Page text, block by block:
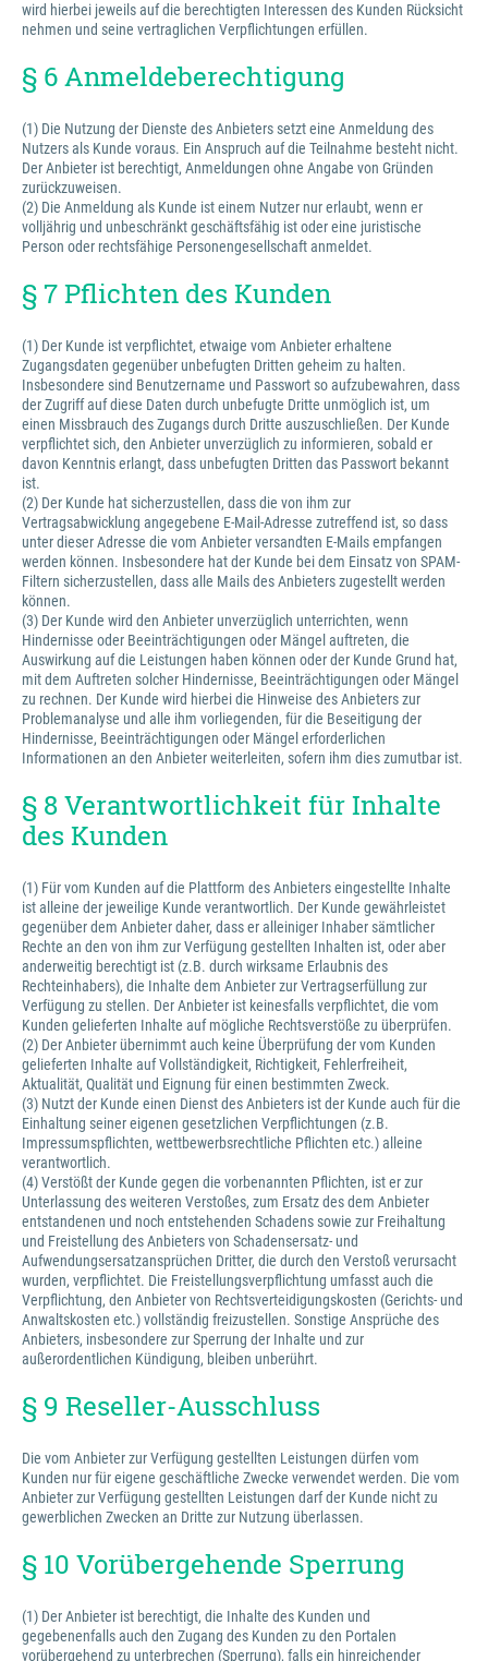
wird hierbei jeweils auf die berechtigten Interessen des Kunden Rücksicht
nehmen und seine vertraglichen Verpflichtungen erfüllen.
§ 6 Anmeldeberechtigung
(1) Die Nutzung der Dienste des Anbieters setzt eine Anmeldung des
Nutzers als Kunde voraus. Ein Anspruch auf die Teilnahme besteht nicht.
Der Anbieter ist berechtigt, Anmeldungen ohne Angabe von Gründen
zurückzuweisen.
(2) Die Anmeldung als Kunde ist einem Nutzer nur erlaubt, wenn er
volljährig und unbeschränkt geschäftsfähig ist oder eine juristische
Person oder rechtsfähige Personengesellschaft anmeldet.
§ 7 Pflichten des Kunden
(1) Der Kunde ist verpflichtet, etwaige vom Anbieter erhaltene
Zugangsdaten gegenüber unbefugten Dritten geheim zu halten.
Insbesondere sind Benutzername und Passwort so aufzubewahren, dass
der Zugriff auf diese Daten durch unbefugte Dritte unmöglich ist, um
einen Missbrauch des Zugangs durch Dritte auszuschließen. Der Kunde
verpflichtet sich, den Anbieter unverzüglich zu informieren, sobald er
davon Kenntnis erlangt, dass unbefugten Dritten das Passwort bekannt
ist.
(2) Der Kunde hat sicherzustellen, dass die von ihm zur
Vertragsabwicklung angegebene E-Mail-Adresse zutreffend ist, so dass
unter dieser Adresse die vom Anbieter versandten E-Mails empfangen
werden können. Insbesondere hat der Kunde bei dem Einsatz von SPAM-
Filtern sicherzustellen, dass alle Mails des Anbieters zugestellt werden
können.
(3) Der Kunde wird den Anbieter unverzüglich unterrichten, wenn
Hindernisse oder Beeinträchtigungen oder Mängel auftreten, die
Auswirkung auf die Leistungen haben können oder der Kunde Grund hat,
mit dem Auftreten solcher Hindernisse, Beeinträchtigungen oder Mängel
zu rechnen. Der Kunde wird hierbei die Hinweise des Anbieters zur
Problemanalyse und alle ihm vorliegenden, für die Beseitigung der
Hindernisse, Beeinträchtigungen oder Mängel erforderlichen
Informationen an den Anbieter weiterleiten, sofern ihm dies zumutbar ist.
§ 8 Verantwortlichkeit für Inhalte
des Kunden
(1) Für vom Kunden auf die Plattform des Anbieters eingestellte Inhalte
ist alleine der jeweilige Kunde verantwortlich. Der Kunde gewährleistet
gegenüber dem Anbieter daher, dass er alleiniger Inhaber sämtlicher
Rechte an den von ihm zur Verfügung gestellten Inhalten ist, oder aber
anderweitig berechtigt ist (z.B. durch wirksame Erlaubnis des
Rechteinhabers), die Inhalte dem Anbieter zur Vertragserfüllung zur
Verfügung zu stellen. Der Anbieter ist keinesfalls verpflichtet, die vom
Kunden gelieferten Inhalte auf mögliche Rechtsverstöße zu überprüfen.
(2) Der Anbieter übernimmt auch keine Überprüfung der vom Kunden
gelieferten Inhalte auf Vollständigkeit, Richtigkeit, Fehlerfreiheit,
Aktualität, Qualität und Eignung für einen bestimmten Zweck.
(3) Nutzt der Kunde einen Dienst des Anbieters ist der Kunde auch für die
Einhaltung seiner eigenen gesetzlichen Verpflichtungen (z.B.
Impressumspflichten, wettbewerbsrechtliche Pflichten etc.) alleine
verantwortlich.
(4) Verstößt der Kunde gegen die vorbenannten Pflichten, ist er zur
Unterlassung des weiteren Verstoßes, zum Ersatz des dem Anbieter
entstandenen und noch entstehenden Schadens sowie zur Freihaltung
und Freistellung des Anbieters von Schadensersatz- und
Aufwendungsersatzansprüchen Dritter, die durch den Verstoß verursacht
wurden, verpflichtet. Die Freistellungsverpflichtung umfasst auch die
Verpflichtung, den Anbieter von Rechtsverteidigungskosten (Gerichts- und
Anwaltskosten etc.) vollständig freizustellen. Sonstige Ansprüche des
Anbieters, insbesondere zur Sperrung der Inhalte und zur
außerordentlichen Kündigung, bleiben unberührt.
§ 9 Reseller-Ausschluss
Die vom Anbieter zur Verfügung gestellten Leistungen dürfen vom
Kunden nur für eigene geschäftliche Zwecke verwendet werden. Die vom
Anbieter zur Verfügung gestellten Leistungen darf der Kunde nicht zu
gewerblichen Zwecken an Dritte zur Nutzung überlassen.
§ 10 Vorübergehende Sperrung
(1) Der Anbieter ist berechtigt, die Inhalte des Kunden und
gegebenenfalls auch den Zugang des Kunden zu den Portalen
vorübergehend zu unterbrechen (Sperrung), falls ein hinreichender